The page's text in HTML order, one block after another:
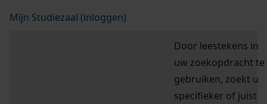
Mijn Studiezaal (inloggen)
Door leestekens in
uw zoekopdracht te
gebruiken, zoekt u
specifieker of juist